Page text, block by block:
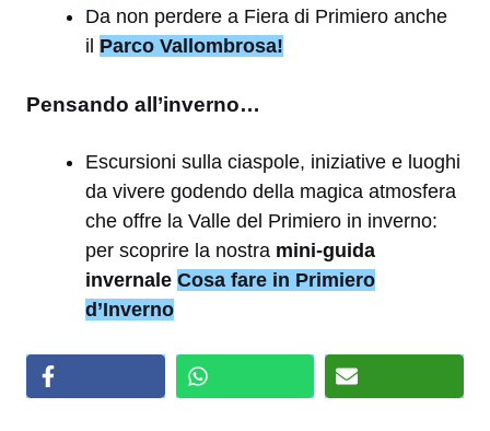
Da non perdere a Fiera di Primiero anche
il Parco Vallombrosa!
Pensando all’inverno…
Escursioni sulla ciaspole, iniziative e luoghi
da vivere godendo della magica atmosfera
che offre la Valle del Primiero in inverno:
per scoprire la nostra mini-guida
invernale Cosa fare in Primiero
d’Inverno